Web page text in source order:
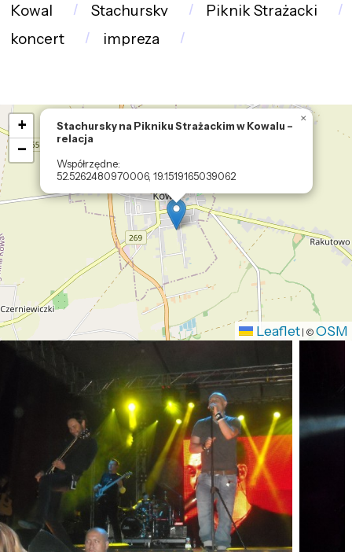
Kowal Stachursky
Piknik Strażacki
koncert
impreza
Loading map ....
Stachursky na Pikniku Strażackim w Kowalu –
relacja
Współrzędne:
52.5262480970006, 19.1519165039062
×
+
−
Leaflet | © OSM